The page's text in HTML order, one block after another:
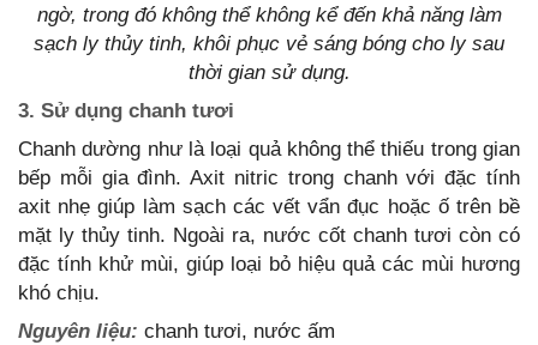
ngờ, trong đó không thể không kể đến khả năng làm
sạch ly thủy tinh, khôi phục vẻ sáng bóng cho ly sau
thời gian sử dụng.
3. Sử dụng chanh tươi
Chanh dường như là loại quả không thể thiếu trong gian
bếp mỗi gia đình. Axit nitric trong chanh với đặc tính
axit nhẹ giúp làm sạch các vết vẩn đục hoặc ố trên bề
mặt ly thủy tinh. Ngoài ra, nước cốt chanh tươi còn có
đặc tính khử mùi, giúp loại bỏ hiệu quả các mùi hương
khó chịu.
Nguyên liệu: chanh tươi, nước ấm